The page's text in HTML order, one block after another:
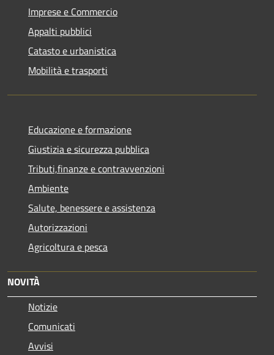
Imprese e Commercio
Appalti pubblici
Catasto e urbanistica
Mobilità e trasporti
Educazione e formazione
Giustizia e sicurezza pubblica
Tributi,finanze e contravvenzioni
Ambiente
Salute, benessere e assistenza
Autorizzazioni
Agricoltura e pesca
NOVITÀ
Notizie
Comunicati
Avvisi